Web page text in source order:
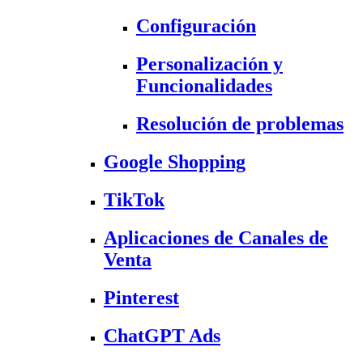
Configuración
Personalización y
Funcionalidades
Resolución de problemas
Google Shopping
TikTok
Aplicaciones de Canales de
Venta
Pinterest
ChatGPT Ads